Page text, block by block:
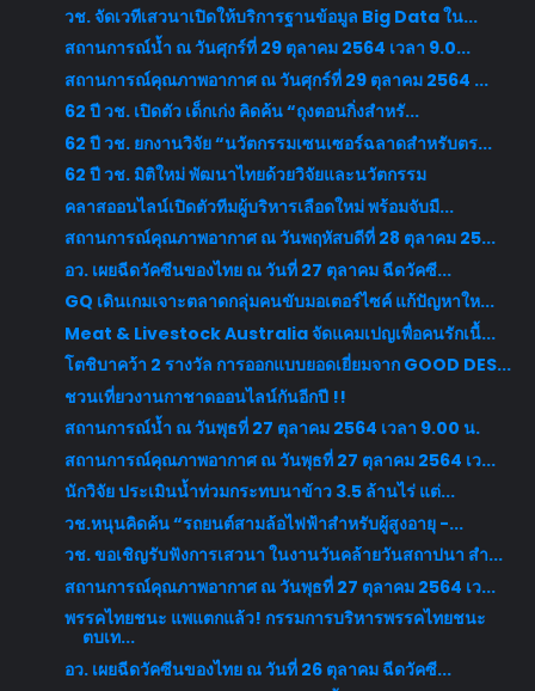
วช. จัดเวทีเสวนาเปิดให้บริการฐานข้อมูล Big Data ใน...
สถานการณ์น้ำ ณ วันศุกร์ที่ 29 ตุลาคม 2564 เวลา 9.0...
สถานการณ์คุณภาพอากาศ ณ วันศุกร์ที่ 29 ตุลาคม 2564 ...
62 ปี วช. เปิดตัว เด็กเก่ง คิดค้น “ถุงตอนกิ่งสำหรั...
62 ปี วช. ยกงานวิจัย “นวัตกรรมเซนเซอร์ฉลาดสำหรับตร...
62 ปี วช. มิติใหม่ พัฒนาไทยด้วยวิจัยและนวัตกรรม
คลาสออนไลน์เปิดตัวทีมผู้บริหารเลือดใหม่ พร้อมจับมื...
สถานการณ์คุณภาพอากาศ ณ วันพฤหัสบดีที่ 28 ตุลาคม 25...
อว. เผยฉีดวัคซีนของไทย ณ วันที่ 27 ตุลาคม ฉีดวัคซี...
GQ เดินเกมเจาะตลาดกลุ่มคนขับมอเตอร์ไซค์ แก้ปัญหาให...
Meat & Livestock Australia จัดแคมเปญเพื่อคนรักเนื้...
โตชิบาคว้า 2 รางวัล การออกแบบยอดเยี่ยมจาก GOOD DES...
ชวนเที่ยวงานกาชาดออนไลน์กันอีกปี !!
สถานการณ์น้ำ ณ วันพุธที่ 27 ตุลาคม 2564 เวลา 9.00 น.
สถานการณ์คุณภาพอากาศ ณ วันพุธที่ 27 ตุลาคม 2564 เว...
นักวิจัย ประเมินน้ำท่วมกระทบนาข้าว 3.5 ล้านไร่ แต่...
วช.หนุนคิดค้น “รถยนต์สามล้อไฟฟ้าสำหรับผู้สูงอายุ -...
วช. ขอเชิญรับฟังการเสวนา ในงานวันคล้ายวันสถาปนา สำ...
สถานการณ์คุณภาพอากาศ ณ วันพุธที่ 27 ตุลาคม 2564 เว...
พรรคไทยชนะ แพแตกแล้ว! กรรมการบริหารพรรคไทยชนะ
ตบเท...
อว. เผยฉีดวัคซีนของไทย ณ วันที่ 26 ตุลาคม ฉีดวัคซี...